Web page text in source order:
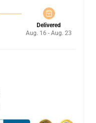
Delivered
Aug. 16 - Aug. 23